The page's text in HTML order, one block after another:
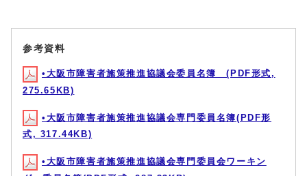
参考資料
•大阪市障害者施策推進協議会委員名簿 (PDF形式,
275.65KB)
•大阪市障害者施策推進協議会専門委員名簿(PDF形
式, 317.44KB)
•大阪市障害者施策推進協議会専門委員会ワーキン